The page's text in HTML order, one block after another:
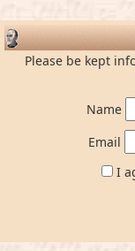
Please be kept
Name
Email
I